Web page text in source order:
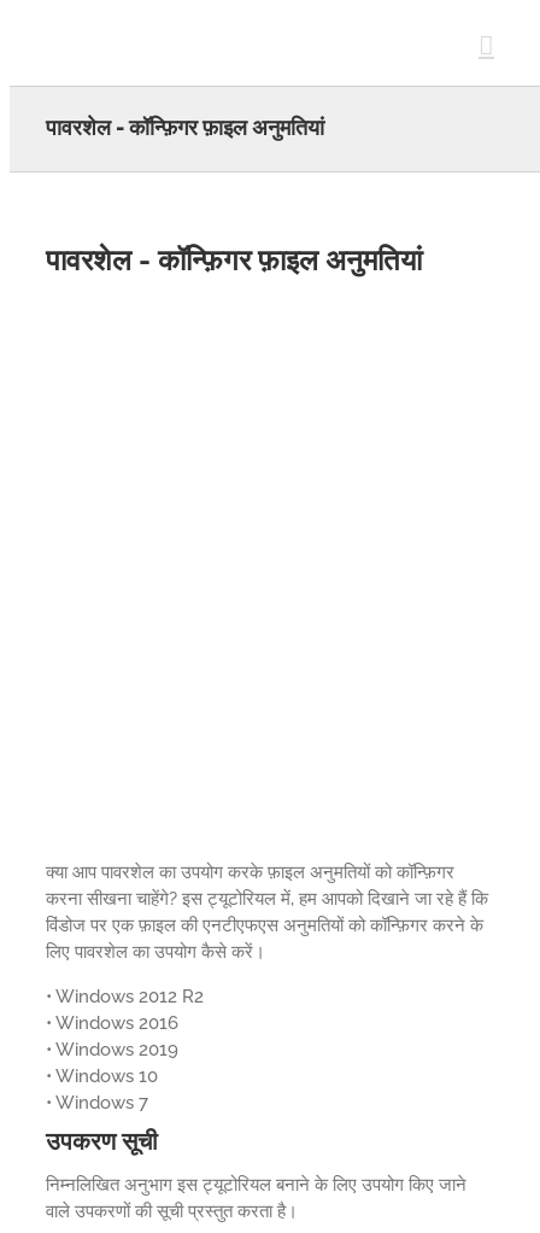
पावरशेल - कॉन्फ़िगर फ़ाइल अनुमतियां
पावरशेल - कॉन्फ़िगर फ़ाइल अनुमतियां
क्या आप पावरशेल का उपयोग करके फ़ाइल अनुमतियों को कॉन्फ़िगर
करना सीखना चाहेंगे? इस ट्यूटोरियल में, हम आपको दिखाने जा रहे हैं कि
विंडोज पर एक फ़ाइल की एनटीएफएस अनुमतियों को कॉन्फ़िगर करने के
लिए पावरशेल का उपयोग कैसे करें।
• Windows 2012 R2
• Windows 2016
• Windows 2019
• Windows 10
• Windows 7
उपकरण सूची
निम्नलिखित अनुभाग इस ट्यूटोरियल बनाने के लिए उपयोग किए जाने
वाले उपकरणों की सूची प्रस्तुत करता है।